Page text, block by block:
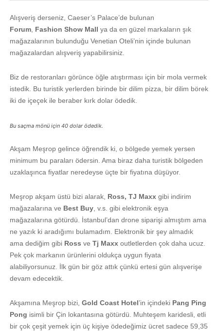
Alışveriş derseniz, Caeser’s Palace’de bulunan
Forum Fashion Show Mall ya da en güzel markaların şık
mağazalarının bulunduğu Venetian Oteli’nin içinde bulunan
mağazalardan alışveriş yapabilirsiniz.
Biz de restoranları görünce öğle atıştırması için bir mola vermek
istedik. Bu turistik yerlerden birinde bir dilim pizza, bir dilim börek
iki de içeçek ile beraber kırk dolar ödedik.
Bu saçma mönü için 40 dolar ödedik.
Akşam Meşrop gelince öğrendik ki, o bölgede yemek yersen
minimum bu paraları ödersin. Ama biraz daha turistik bölgeden
uzaklaşınca fiyatlar neredeyse üçte bir fiyatına düşüyor.
Meşrop akşam üstü bizi alarak, Ross, TJ Maxx gibi indirim
mağazalarına ve Best Buy , v.s. gibi elektronik eşya
mağazalarına götürdü. İstanbul’dan drone siparişi almıştım ama
ne yazık ki aradığımı bulamadım. Elektronik bir şey almadık
ama dediğim gibi Ross ve Tj Maxx outletlerden çok daha ucuz.
Pek çok markanın ürünlerini oldukça uygun fiyata
alabiliyorsunuz. İlk gün bir göz attık çünkü ertesi gün alışverişe
devam edecektik.
Akşamına Meşrop bizi, Gold Coast Hotel’in içindeki Pang Ping
Pong isimli bir Çin lokantasına götürdü. Muhteşem karidesli, etli
bir çok çeşit yemek için üç kişiye ödedeğimiz ücret sadece 59,35